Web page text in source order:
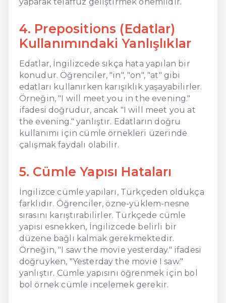
4. Prepositions (Edatlar)
Kullanımındaki Yanlışlıklar
Edatlar, İngilizcede sıkça hata yapılan bir
konudur. Öğrenciler, "in", "on", "at" gibi
edatları kullanırken karışıklık yaşayabilirler.
Örneğin, "I will meet you in the evening."
ifadesi doğrudur, ancak "I will meet you at
the evening." yanlıştır. Edatların doğru
kullanımı için cümle örnekleri üzerinde
çalışmak faydalı olabilir.
5. Cümle Yapısı Hataları
İngilizce cümle yapıları, Türkçeden oldukça
farklıdır. Öğrenciler, özne-yüklem-nesne
sırasını karıştırabilirler. Türkçede cümle
yapısı esnekken, İngilizcede belirli bir
düzene bağlı kalmak gerekmektedir.
Örneğin, "I saw the movie yesterday." ifadesi
doğruyken, "Yesterday the movie I saw."
yanlıştır. Cümle yapısını öğrenmek için bol
bol örnek cümle incelemek gerekir.